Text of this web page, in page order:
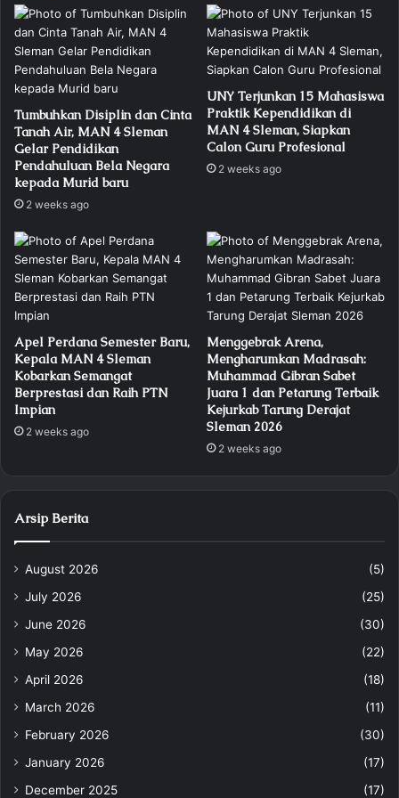
Tumbuhkan Disiplin dan Cinta
Tanah Air, MAN 4 Sleman
Gelar Pendidikan
Pendahuluan Bela Negara
kepada Murid baru
2 weeks ago
UNY Terjunkan 15 Mahasiswa
Praktik Kependidikan di
MAN 4 Sleman, Siapkan
Calon Guru Profesional
2 weeks ago
Apel Perdana Semester Baru,
Kepala MAN 4 Sleman
Kobarkan Semangat
Berprestasi dan Raih PTN
Impian
2 weeks ago
Menggebrak Arena,
Mengharumkan Madrasah:
Muhammad Gibran Sabet
Juara 1 dan Petarung Terbaik
Kejurkab Tarung Derajat
Sleman 2026
2 weeks ago
Arsip Berita
August 2026
(5)
July 2026
(25)
June 2026
(30)
May 2026
(22)
April 2026
(18)
March 2026
(11)
February 2026
(30)
January 2026
(17)
December 2025
(17)